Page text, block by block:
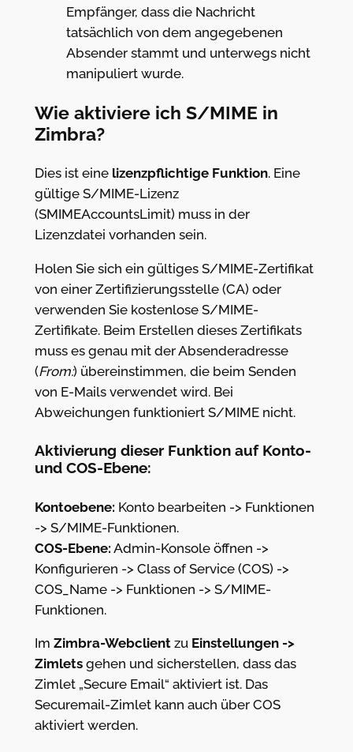
Empfänger, dass die Nachricht
tatsächlich von dem angegebenen
Absender stammt und unterwegs nicht
manipuliert wurde.
Wie aktiviere ich S/MIME in
Zimbra?
Dies ist eine lizenzpflichtige Funktion. Eine
gültige S/MIME-Lizenz
(SMIMEAccountsLimit) muss in der
Lizenzdatei vorhanden sein.
Holen Sie sich ein gültiges S/MIME-Zertifikat
von einer Zertifizierungsstelle (CA) oder
verwenden Sie kostenlose S/MIME-
Zertifikate. Beim Erstellen dieses Zertifikats
muss es genau mit der Absenderadresse
(From:) übereinstimmen, die beim Senden
von E-Mails verwendet wird. Bei
Abweichungen funktioniert S/MIME nicht.
Aktivierung dieser Funktion auf Konto-
und COS-Ebene:
Kontoebene: Konto bearbeiten -> Funktionen
-> S/MIME-Funktionen.
COS-Ebene: Admin-Konsole öffnen ->
Konfigurieren -> Class of Service (COS) ->
COS_Name -> Funktionen -> S/MIME-
Funktionen.
Im Zimbra-Webclientzu Einstellungen ->
Zimletsgehen und sicherstellen, dass das
Zimlet „Secure Email“ aktiviert ist. Das
Securemail-Zimlet kann auch über COS
aktiviert werden.